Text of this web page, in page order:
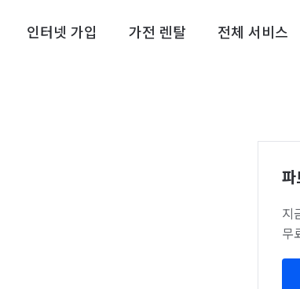
인터넷 가입 가전 렌탈 전체 서비스
지
무